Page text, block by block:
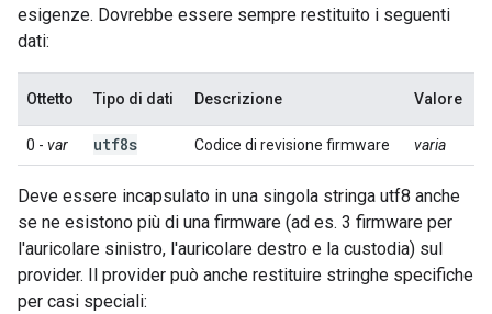
esigenze. Dovrebbe essere sempre restituito i seguenti
dati:
Ottetto Tipo di dati Descrizione Valore
0 - var utf8s Codice di revisione firmware varia
Deve essere incapsulato in una singola stringa utf8 anche
se ne esistono più di una firmware (ad es. 3 firmware per
l'auricolare sinistro, l'auricolare destro e la custodia) sul
provider. Il provider può anche restituire stringhe specifiche
per casi speciali: